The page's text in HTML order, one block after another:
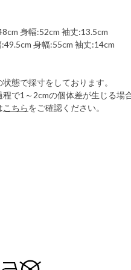
身幅:52cm 袖丈:13.5cm
:49.5cm 身幅:55cm 袖丈:14cm
態で採寸をしております。
で1～2cmの個体差が生じる場
こちらをご確認ください。